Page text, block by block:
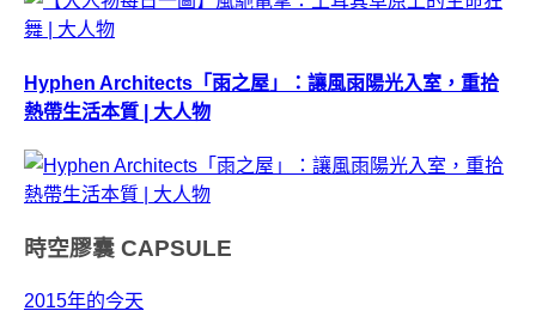
Hyphen Architects「雨之屋」：讓風雨陽光入室，重拾
熱帶生活本質 | 大人物
時空膠囊 CAPSULE
2015年的今天